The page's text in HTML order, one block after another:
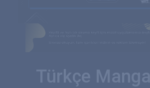
Türkçe